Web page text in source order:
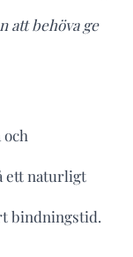
att behöva ge
ett naturligt
bindningstid.